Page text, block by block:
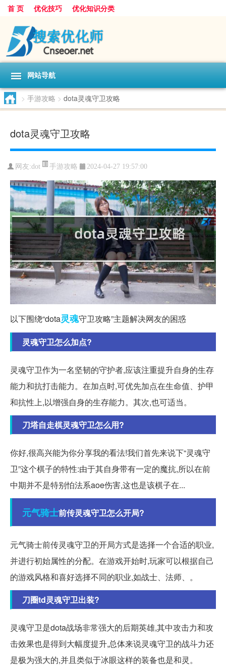
首 页 优化技巧 优化知识分类
网站导航
> 手游攻略 > dota灵魂守卫攻略
dota灵魂守卫攻略
网友:dot 手游攻略 2024-04-27 19:57:00
以下围绕“dota灵魂守卫攻略”主题解决网友的困惑
灵魂守卫怎么加点?
灵魂守卫作为一名坚韧的守护者,应该注重提升自身的生存
能力和抗打击能力。在加点时,可优先加点在生命值、护甲
和抗性上,以增强自身的生存能力。其次,也可适当。
刀塔自走棋灵魂守卫怎么用?
你好,很高兴能为你分享我的看法!我们首先来说下“灵魂守
卫”这个棋子的特性:由于其自身带有一定的魔抗,所以在前
中期并不是特别怕法系aoe伤害,这也是该棋子在...
元气骑士前传灵魂守卫怎么开局?
元气骑士前传灵魂守卫的开局方式是选择一个合适的职业,
并进行初始属性的分配。在游戏开始时,玩家可以根据自己
的游戏风格和喜好选择不同的职业,如战士、法师、。
刀圈td灵魂守卫出装?
灵魂守卫是dota战场非常强大的后期英雄,其中攻击力和攻
击效果也是得到大幅度提升,总体来说灵魂守卫的战斗力还
是极为强大的,并且类似于冰眼这样的装备也是和灵。